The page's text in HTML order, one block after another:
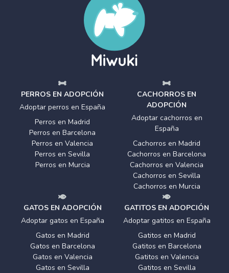
PERROS EN ADOPCIÓN
Adoptar perros en España
Perros en Madrid
Perros en Barcelona
Perros en Valencia
Perros en Sevilla
Perros en Murcia
CACHORROS EN
ADOPCIÓN
Adoptar cachorros en
España
Cachorros en Madrid
Cachorros en Barcelona
Cachorros en Valencia
Cachorros en Sevilla
Cachorros en Murcia
GATOS EN ADOPCIÓN
Adoptar gatos en España
Gatos en Madrid
Gatos en Barcelona
Gatos en Valencia
Gatos en Sevilla
GATITOS EN ADOPCIÓN
Adoptar gatitos en España
Gatitos en Madrid
Gatitos en Barcelona
Gatitos en Valencia
Gatitos en Sevilla